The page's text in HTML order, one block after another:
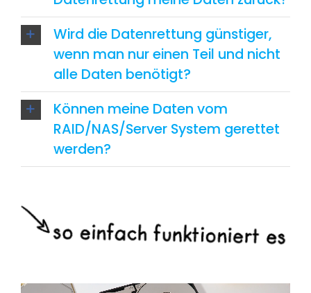
Wird die Datenrettung günstiger,
wenn man nur einen Teil und nicht
alle Daten benötigt?
Können meine Daten vom
RAID/NAS/Server System gerettet
werden?